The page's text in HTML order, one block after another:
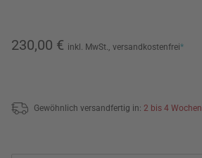
230,00 € inkl. MwSt., versandkostenfrei*
Gewöhnlich versandfertig in: 2 bis 4 Wochen